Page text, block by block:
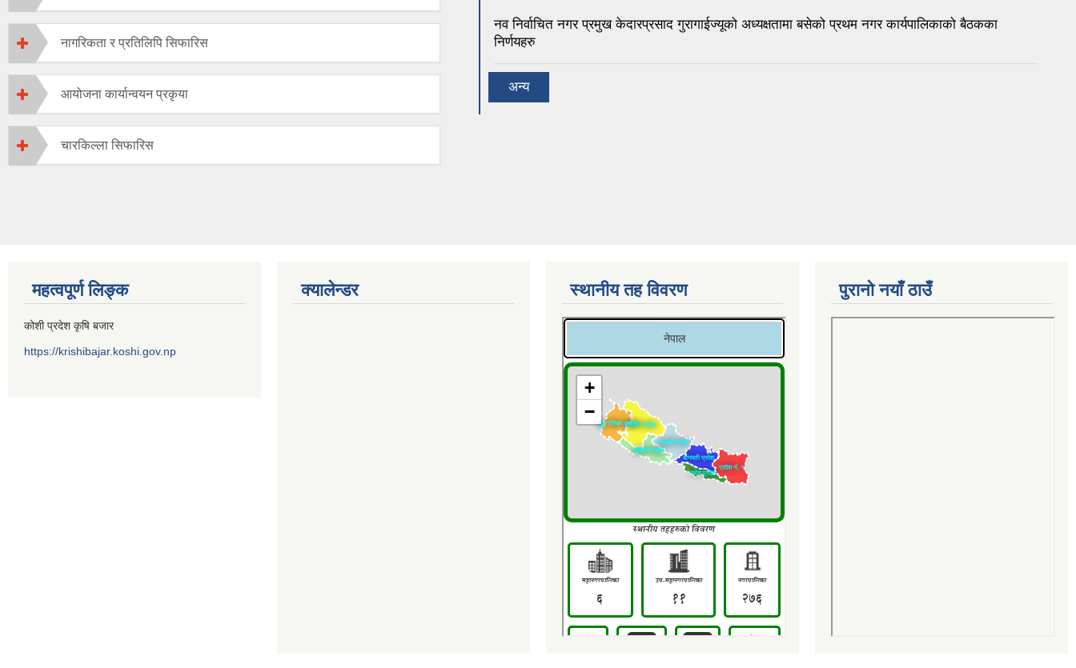
नागरिकता र प्रतिलिपि सिफारिस
आयोजना कार्यान्वयन प्रकृया
चारकिल्ला सिफारिस
नव निर्वाचित नगर प्रमुख केदारप्रसाद गुरागाईज्यूको अध्यक्षतामा बसेको प्रथम नगर कार्यपालिकाको बैठकका
निर्णयहरु
अन्य
महत्वपूर्ण लिङ्क
कोशी प्रदेश कृषि बजार
https://krishibajar.koshi.gov.np
क्यालेन्डर स्थानीय तह विवरण पुरानो नयाँ ठाउँ